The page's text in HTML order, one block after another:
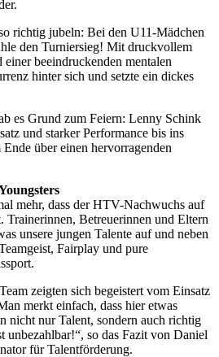
an unsere Partner für
und Analysen weiter. Unsere
möglicherweise mit
die Sie ihnen bereitgestellt
Ihrer Nutzung der Dienste
Cookie-Einstellungenkönnen
im Footer aufgerufen und
richtig jubeln: Bei den U11-Mädchen
den Turniersieg! Mit druckvollem
beeindruckenden mentalen
hinter sich und setzte ein dickes
es Grund zum Feiern: Lenny Schink
und starker Performance bis ins
über einen hervorragenden
mehr, dass der HTV-Nachwuchs auf
Trainerinnen, Betreuerinnen und Eltern
unsere jungen Talente auf und neben
Fairplay und pure
zeigten sich begeistert vom Einsatz
merkt einfach, dass hier etwas
nicht nur Talent, sondern auch richtig
unbezahlbar!“, so das Fazit von Daniel
für Talentförderung.